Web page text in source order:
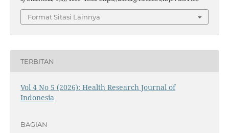
Format Sitasi Lainnya
TERBITAN
Vol 4 No 5 (2026): Health Research Journal of
Indonesia
BAGIAN